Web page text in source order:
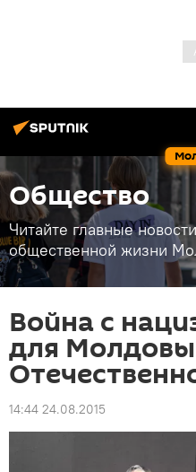
Общество
Читайте главные
общественной жизни
Война с
для Молдовы
14:44 24.08.2015